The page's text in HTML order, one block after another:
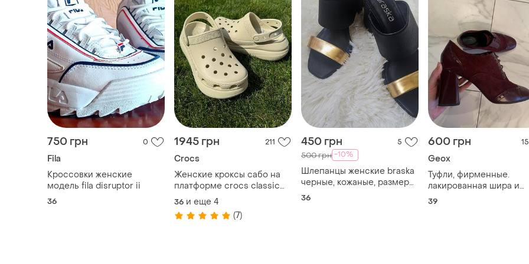
750 грн 0
Fila
Кроссовки женские
модель fila disruptor ii
36
1945 грн 211
Crocs
Женские кроксы сабо на
платформе crocs classic
crush bone все размеры в
наличии
36 и еще 4
(7)
450 грн 5
500 грн -10%
Шлепанцы женские braska
черные, кожаные, размер
36
36
600 грн 15
Geox
Туфли, фирменные.
лакированная шира и
замш.
39